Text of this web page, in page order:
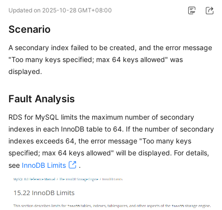
Getting
Started
Kernels
User
Best
Practices
Performance
White
Paper
Reference
Updated on 2025-10-28 GMT+08:00
Scenario
A secondary index failed to be created, and the error message
"Too many keys specified; max 64 keys allowed" was
displayed.
Fault Analysis
RDS for MySQL limits the maximum number of secondary
indexes in each InnoDB table to 64. If the number of secondary
indexes exceeds 64, the error message "Too many keys
specified; max 64 keys allowed" will be displayed. For details,
see InnoDB Limits .